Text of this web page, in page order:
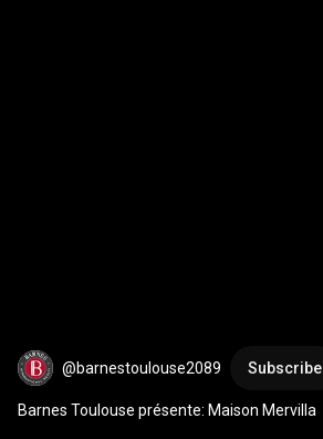
@barnestoulouse2089 Subscribe
Barnes Toulouse présente: Maison Mervilla